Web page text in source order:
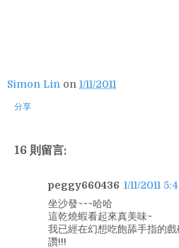
Simon Lin on 1/11/2011
分享
16 則留言:
peggy660436 1/11/2011
坐沙發~~~哈哈
這乾燒蝦看起來真美味~
我已經在幻想吃飽舔手指的戲
讚!!!